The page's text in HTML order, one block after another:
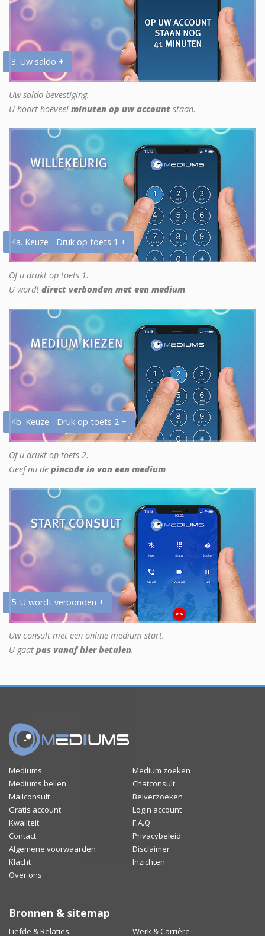
3. Uw saldo +
Uw saldo bevestiging.
U hoort hoeveel minuten op uw account staan.
4a. Keuze - Druk op toets 1 +
Of u drukt op toets 1.
U wordt direct verbonden met een medium
4b. Keuze - Druk op toets 2 +
Of u drukt op toets 2.
Geef nu de pincode in van een medium
5. U wordt verbonden +
Uw consult met een online medium start.
U gaat pas vanaf hier betalen.
Mediums
Medium zoeken
Mediums bellen
Chatconsult
Mailconsult
Belverzoeken
Gratis account
Login account
Kwaliteit
F.A.Q
Contact
Privacybeleid
Algemene voorwaarden
Disclaimer
Klacht
Inzichten
Over ons
Bronnen & sitemap
Liefde & Relaties Werk & Carrière